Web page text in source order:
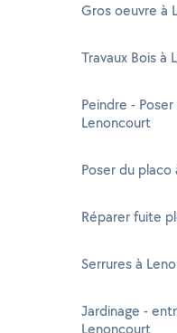
Gros oeuvre à
Travaux Bois à
Peindre -
Lenoncourt
Poser du
Réparer fuite
Serrures à
Jardinage -
Lenoncourt